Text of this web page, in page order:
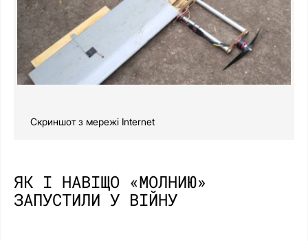
Скриншот з мережі Internet
ЯК І НАВІЩО «МОЛНИЮ»
ЗАПУСТИЛИ У ВІЙНУ